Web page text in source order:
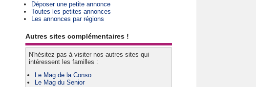
Déposer une petite annonce
Toutes les petites annonces
Les annonces par régions
Autres sites complémentaires !
N'hésitez pas à visiter nos autres sites qui
intéressent les familles :
Le Mag de la Conso
Le Mag du Senior